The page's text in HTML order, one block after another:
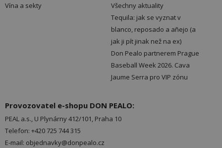
Vína a sekty
Všechny aktuality
Tequila: jak se vyznat v
blanco, reposado a añejo (a
jak ji pít jinak než na ex)
Don Pealo partnerem Prague
Baseball Week 2026. Cava
Jaume Serra pro VIP zónu
Provozovatel e-shopu DON PEALO:
PEAL a.s., U Plynárny 412/101, Praha 10
Telefon: +420 725 744 315
E-mail: objednavky@donpealo.cz